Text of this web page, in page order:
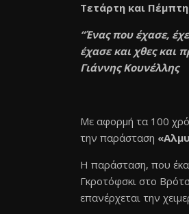
Τετάρτη και
“Ένας που έχασε,
έχασε και χθες και
Γιάννης Κουνέλλης
Με αφορμή τα 100
την παράσταση
Η παράσταση, που
Γκροτόφσκι στο
επανέρχεται την